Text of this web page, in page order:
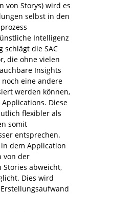
von Storys) wird es
selbst in den
Intelligenz
schlägt die SAC
die ohne vielen
Insights
eine andere
werden können,
Diese
flexibler als
somit
entsprechen.
dem Application
von der
abweicht,
Dies wird